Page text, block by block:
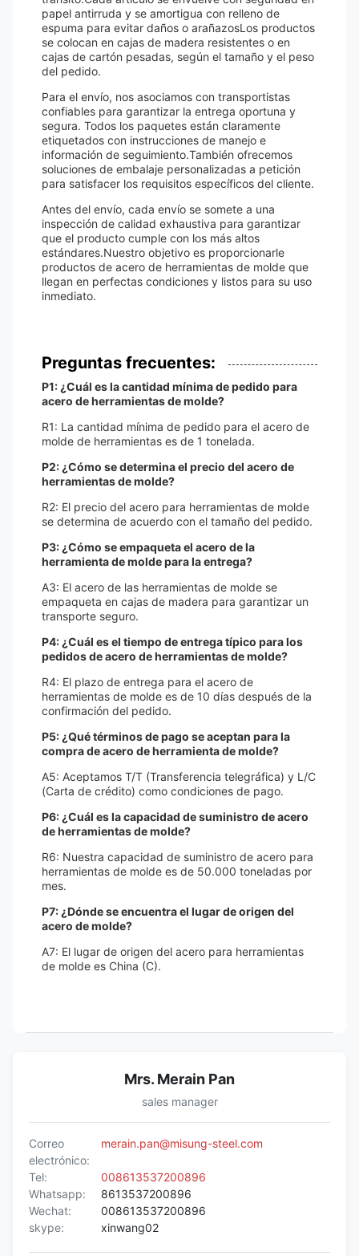
papel antirruda y se amortigua con relleno de
espuma para evitar daños o arañazosLos productos
se colocan en cajas de madera resistentes o en
cajas de cartón pesadas, según el tamaño y el peso
del pedido.
Para el envío, nos asociamos con transportistas
confiables para garantizar la entrega oportuna y
segura. Todos los paquetes están claramente
etiquetados con instrucciones de manejo e
información de seguimiento.También ofrecemos
soluciones de embalaje personalizadas a petición
para satisfacer los requisitos específicos del cliente.
Antes del envío, cada envío se somete a una
inspección de calidad exhaustiva para garantizar
que el producto cumple con los más altos
estándares.Nuestro objetivo es proporcionarle
productos de acero de herramientas de molde que
llegan en perfectas condiciones y listos para su uso
inmediato.
Preguntas frecuentes:
P1: ¿Cuál es la cantidad mínima de pedido para
acero de herramientas de molde?
R1: La cantidad mínima de pedido para el acero de
molde de herramientas es de 1 tonelada.
P2: ¿Cómo se determina el precio del acero de
herramientas de molde?
R2: El precio del acero para herramientas de molde
se determina de acuerdo con el tamaño del pedido.
P3: ¿Cómo se empaqueta el acero de la
herramienta de molde para la entrega?
A3: El acero de las herramientas de molde se
empaqueta en cajas de madera para garantizar un
transporte seguro.
P4: ¿Cuál es el tiempo de entrega típico para los
pedidos de acero de herramientas de molde?
R4: El plazo de entrega para el acero de
herramientas de molde es de 10 días después de la
confirmación del pedido.
P5: ¿Qué términos de pago se aceptan para la
compra de acero de herramienta de molde?
A5: Aceptamos T/T (Transferencia telegráfica) y L/C
(Carta de crédito) como condiciones de pago.
P6: ¿Cuál es la capacidad de suministro de acero
de herramientas de molde?
R6: Nuestra capacidad de suministro de acero para
herramientas de molde es de 50.000 toneladas por
mes.
P7: ¿Dónde se encuentra el lugar de origen del
acero de molde?
A7: El lugar de origen del acero para herramientas
de molde es China (C).
Mrs. Merain Pan
sales manager
Correo
electrónico:
merain.pan@misung-steel.com
Tel:
008613537200896
Whatsapp:
8613537200896
Wechat:
008613537200896
skype:
xinwang02